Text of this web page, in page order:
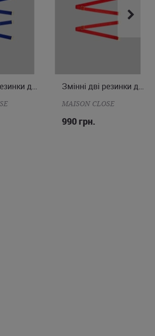
Змінні дві резинки для стрінг ONE SIZE Змінні дві резинки для стрінг
MAISON CLOSE
990 грн.